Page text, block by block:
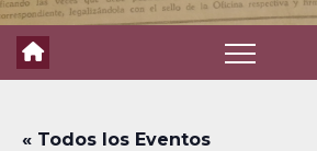
« Todos los Eventos